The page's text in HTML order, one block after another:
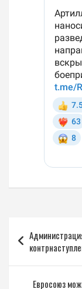
по
записям
Евросоюз